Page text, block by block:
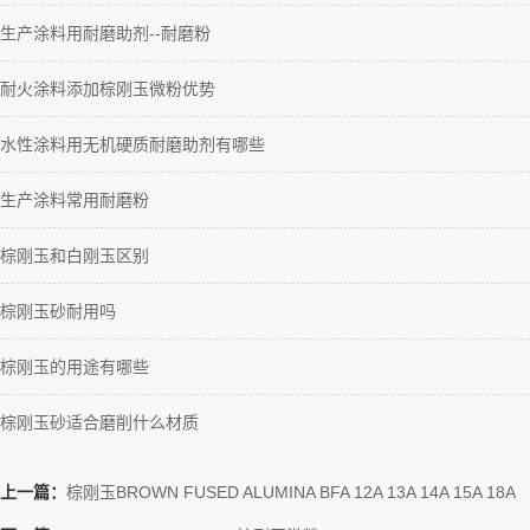
生产涂料用耐磨助剂--耐磨粉
耐火涂料添加棕刚玉微粉优势
水性涂料用无机硬质耐磨助剂有哪些
生产涂料常用耐磨粉
棕刚玉和白刚玉区别
棕刚玉砂耐用吗
棕刚玉的用途有哪些
棕刚玉砂适合磨削什么材质
上一篇： 棕刚玉BROWN FUSED ALUMINA BFA 12A 13A 14A 15A 18A